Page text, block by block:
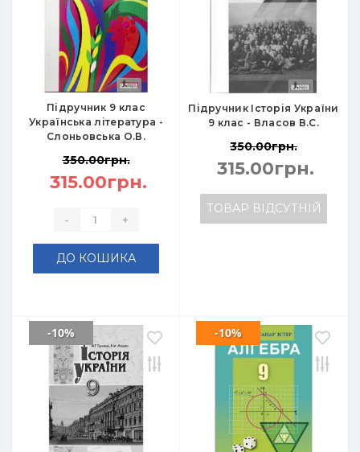
Підручник 9 клас
Українська література -
Слоньовська О.В.
350.00грн.
315.00грн.
- +
ДО КОШИКА
Підручник Історія України
9 клас - Власов В.С.
350.00грн.
315.00грн.
ТОВАР ВІДСУТНІЙ
-10% -10%